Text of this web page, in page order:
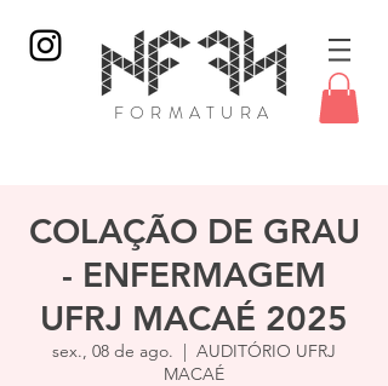
FORMATURA
Login
COLAÇÃO DE GRAU
- ENFERMAGEM
UFRJ MACAÉ 2025
sex., 08 de ago.
  |
AUDITÓRIO UFRJ
MACAÉ